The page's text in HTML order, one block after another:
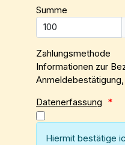
Summe
Zahlungsmethode
Informationen zur
Datenerfassung *
Hiermit bestätige